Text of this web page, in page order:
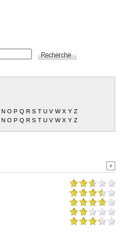
N O P Q R S T U V W X Y Z
N O P Q R S T U V W X Y Z